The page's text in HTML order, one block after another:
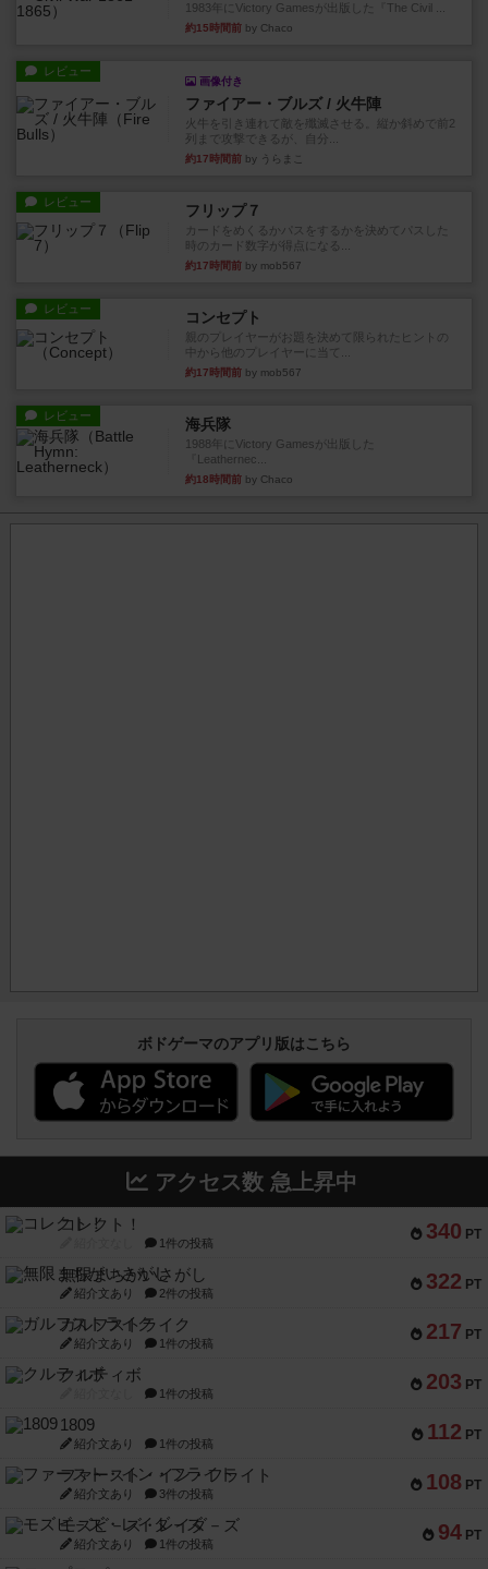
1983年にVictory Gamesが出版した『The Civil ...
約15時間前 by Chaco
レビュー
画像付き
ファイアー・ブルズ / 火牛陣
火牛を引き連れて敵を殲滅させる。縦か斜めで前2
列まで攻撃できるが、自分...
約17時間前 by うらまこ
レビュー フリップ７
カードをめくるかパスをするかを決めてパスした
時のカード数字が得点になる...
約17時間前 by mob567
レビュー コンセプト
親のプレイヤーがお題を決めて限られたヒントの
中から他のプレイヤーに当て...
約17時間前 by mob567
レビュー 海兵隊
1988年にVictory Gamesが出版した
『Leathernec...
約18時間前 by Chaco
ボドゲーマのアプリ版はこちら
アクセス数 急上昇中
340 PT
コレクト！
1件の投稿
322 PT
無限まちがいさがし
紹介文あり 2件の投稿
217 PT
ガルフストライク
紹介文あり 1件の投稿
203 PT
クルティボ
1件の投稿
112 PT
1809
紹介文あり 1件の投稿
108 PT
ファースト・イン・フライト
紹介文あり 3件の投稿
94 PT
モズビ－ズ・レイダ－ズ
紹介文あり 1件の投稿